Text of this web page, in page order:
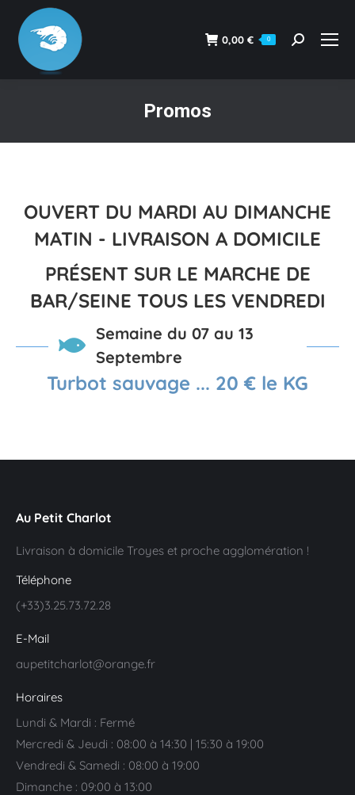
0,00 € 0
Recherche
Promos
OUVERT DU MARDI AU DIMANCHE
MATIN - LIVRAISON A DOMICILE
PRÉSENT SUR LE MARCHE DE
BAR/SEINE TOUS LES VENDREDI
Semaine du 07 au 13
Septembre
Turbot sauvage ... 20 € le KG
Au Petit Charlot
Livraison à domicile Troyes et proche agglomération !
Téléphone
(+33)3.25.73.72.28
E-Mail
aupetitcharlot@orange.fr
Horaires
Lundi & Mardi : Fermé
Mercredi & Jeudi : 08:00 à 14:30 | 15:30 à 19:00
Vendredi & Samedi : 08:00 à 19:00
Dimanche : 09:00 à 13:00